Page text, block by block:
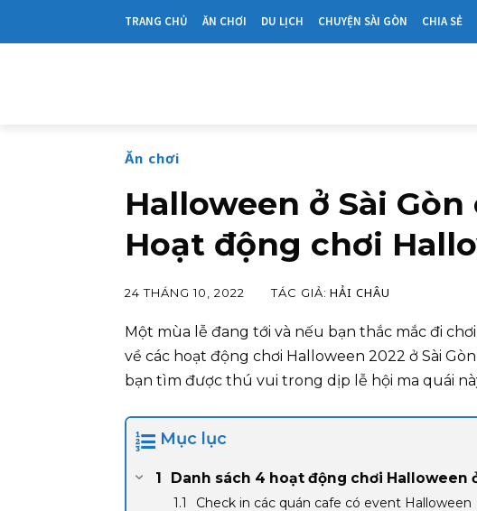
TRANG CHỦ ĂN CHƠI DU LỊCH CHUYỆN SÀI GÒN CHIA SẺ
Ăn chơi
Halloween ở Sài
Hoạt động chơi
24 THÁNG 10, 2022 TÁC GIẢ: HẢI CHÂU
Một mùa lễ đang tới và nếu bạn thắc mắc đi
về các hoạt động chơi Halloween 2022 ở Sài
bạn tìm được thú vui trong dịp lễ hội ma quái
Mục lục
Danh sách 4 hoạt động chơi Halloween
Check in các quán cafe có event Halloween